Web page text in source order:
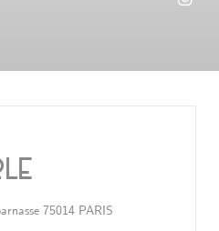
75014 PARIS